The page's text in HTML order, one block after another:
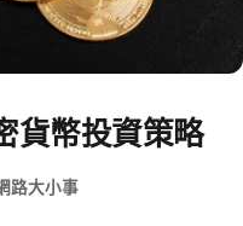
貨幣投資策略
路大小事